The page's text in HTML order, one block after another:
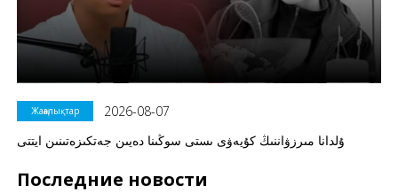
Жаңалықтар
2026-08-07
ۇلدانا مىرزۋاننىڭ كۇيەۋى ىستى سوڭىنا دەيىن جەتكىزەتىنىن ايتتى
Последние новости